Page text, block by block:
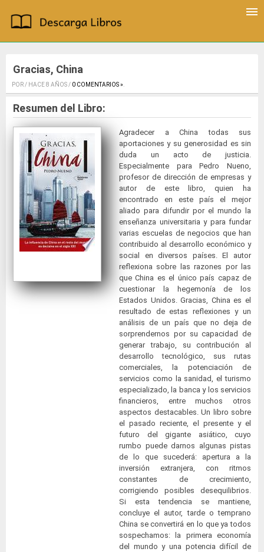
Gracias, China
POR / HACE 8 AÑOS / 0 COMENTARIOS ».
Resumen del Libro:
Agradecer a China todas sus
aportaciones y su generosidad es sin
duda un acto de justicia.
Especialmente para Pedro Nueno,
profesor de dirección de empresas y
autor de este libro, quien ha
encontrado en este país el mejor
aliado para difundir por el mundo la
enseñanza universitaria y para fundar
varias escuelas de negocios que han
contribuido al desarrollo económico y
social en diversos países. El autor
reflexiona sobre las razones por las
que China es el único país capaz de
cuestionar la hegemonía de los
Estados Unidos. Gracias, China es el
resultado de estas reflexiones y un
análisis de un país que no deja de
sorprendernos por su capacidad de
generar trabajo, su contribución al
desarrollo tecnológico, sus rutas
comerciales, la potenciación de
servicios como la sanidad, el turismo
especializado, la banca y los servicios
financieros, entre muchos otros
aspectos destacables. Un libro sobre
el pasado reciente, el presente y el
futuro del gigante asiático, cuyo
rumbo puede darnos algunas pistas
de lo que sucederá: apertura a la
inversión extranjera, con ritmos
constantes de crecimiento,
corrigiendo posibles desequilibrios.
Si esta tendencia se mantiene,
concluye el autor, tarde o temprano
China se convertirá en lo que ya todos
sospechamos: la primera economía
del mundo y una potencia difícil de